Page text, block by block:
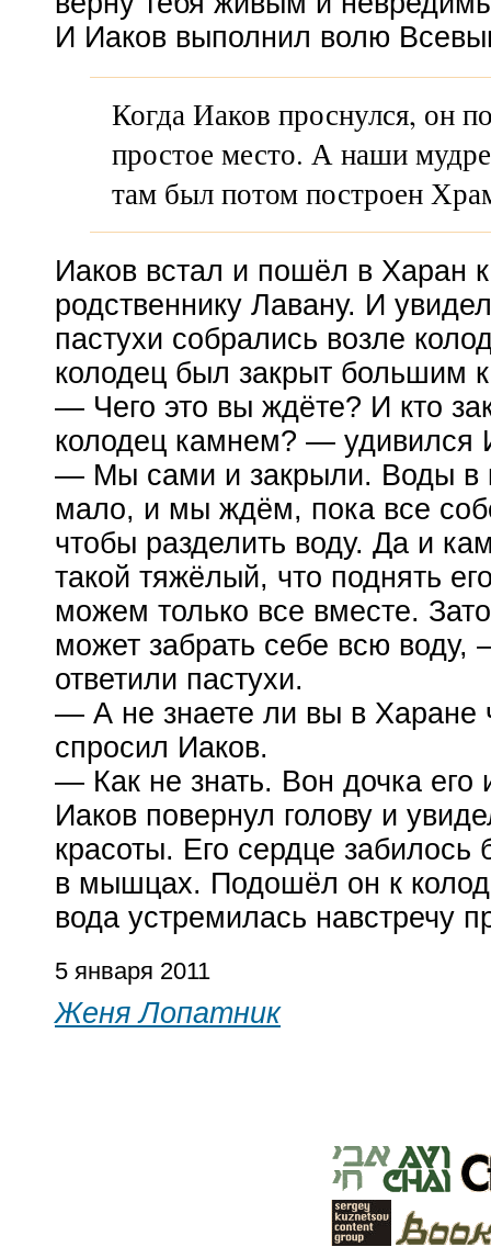
И Иаков выполнил волю
Когда Иаков проснулся, он
простое место. А наши
там был потом построен
Иаков встал и пошёл в Харан
родственнику Лавану. И
пастухи собрались возле
колодец был закрыт большим
— Чего это вы ждёте? И кто
колодец камнем? — удивился
— Мы сами и закрыли. Воды в
мало, и мы ждём, пока все
чтобы разделить воду. Да и
такой тяжёлый, что поднять
можем только все вместе.
может забрать себе всю воду,
ответили пастухи.
— А не знаете ли вы в
спросил Иаков.
— Как не знать. Вон дочка его
Иаков повернул голову и
красоты. Его сердце забилось
в мышцах. Подошёл он к
вода устремилась навстречу
5 января 2011
Женя Лопатник